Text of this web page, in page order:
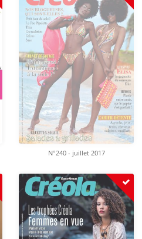
N°240 - juillet 2017